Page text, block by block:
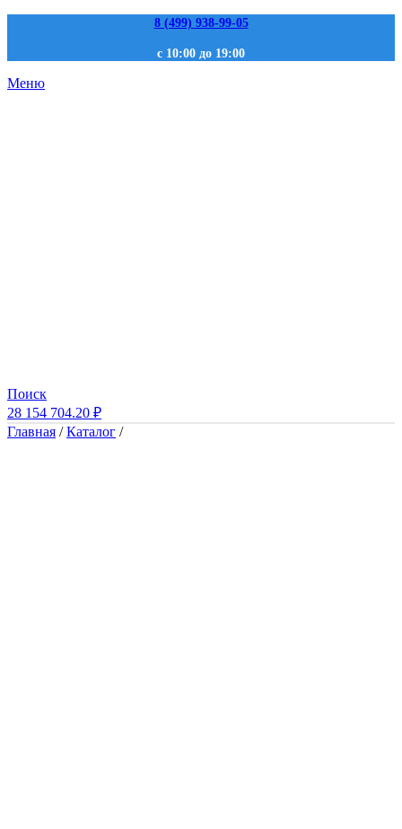
8 (499) 938-99-05
с 10:00 до 19:00
Меню
Поиск
28 154 704.20 ₽
Главная /Каталог /